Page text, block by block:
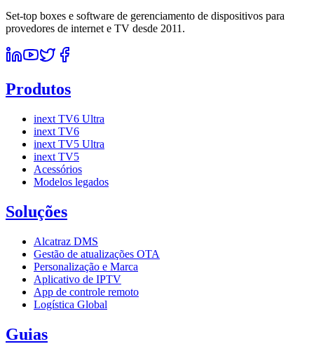
Set-top boxes e software de gerenciamento de dispositivos para
provedores de internet e TV desde 2011.
Produtos
inext TV6 Ultra
inext TV6
inext TV5 Ultra
inext TV5
Acessórios
Modelos legados
Soluções
Alcatraz DMS
Gestão de atualizações OTA
Personalização e Marca
Aplicativo de IPTV
App de controle remoto
Logística Global
Guias